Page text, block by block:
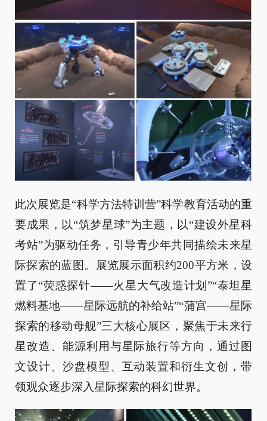
此次展览是“科学方法特训营”科学教育活动的重
要成果，以“筑梦星球”为主题，以“建设外星科
考站”为驱动任务，引导青少年共同描绘未来星
际探索的蓝图。展览展示面积约200平方米，设
置了“荧惑探针——火星大气改造计划”“泰坦星
燃料基地——星际远航的补给站”“蒲宫——星际
探索的移动母舰”三大核心展区，聚焦于未来行
星改造、能源利用与星际旅行等方向，通过图
文设计、沙盘模型、互动装置和衍生文创，带
领观众逐步深入星际探索的科幻世界。